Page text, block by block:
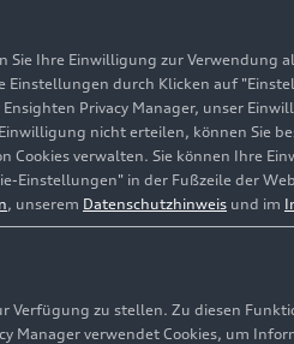
Ihre Einwilligung zur Verwendung
Einstellungen durch Klicken auf
Privacy Manager, unser
nicht erteilen, können Sie
verwalten. Sie können Ihre
Einstellungen" in der Fußzeile der
, unserem Datenschutzhinweis und im
zu stellen. Zu diesen
Manager verwendet Cookies, um